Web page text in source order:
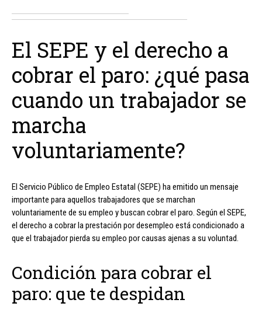
El SEPE y el derecho a
cobrar el paro: ¿qué pasa
cuando un trabajador se
marcha
voluntariamente?
El Servicio Público de Empleo Estatal (SEPE) ha emitido un mensaje
importante para aquellos trabajadores que se marchan
voluntariamente de su empleo y buscan cobrar el paro. Según el SEPE,
el derecho a cobrar la prestación por desempleo está condicionado a
que el trabajador pierda su empleo por causas ajenas a su voluntad.
Condición para cobrar el
paro: que te despidan